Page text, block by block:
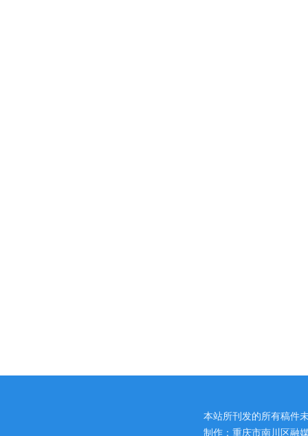
本站所刊发的所有稿件
制作：重庆市南川区融